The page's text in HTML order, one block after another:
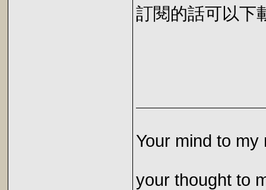
訂閱的話可以下
Your mind to my
your thought to